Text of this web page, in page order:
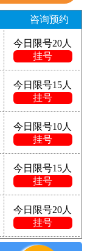
咨询预约
今日限号20人
挂号
今日限号15人
挂号
今日限号10人
挂号
今日限号15人
挂号
今日限号20人
挂号